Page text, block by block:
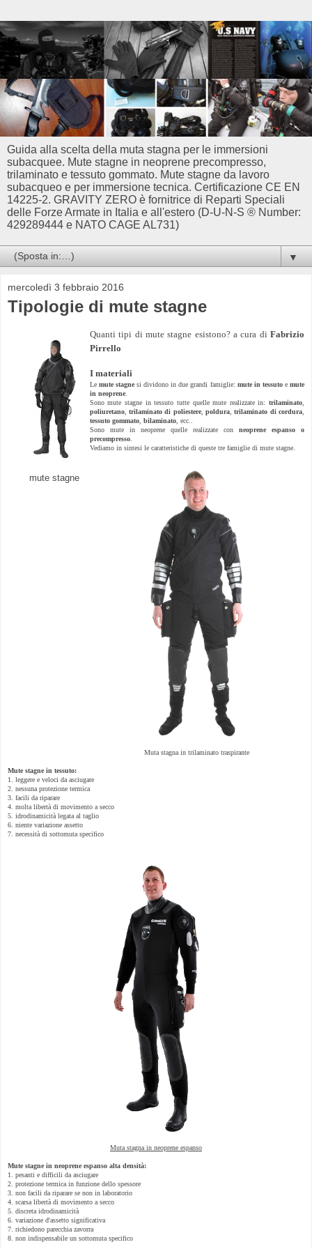
Guida alla scelta della muta stagna per le immersioni
subacquee. Mute stagne in neoprene precompresso,
trilaminato e tessuto gommato. Mute stagne da lavoro
subacqueo e per immersione tecnica. Certificazione CE EN
14225-2. GRAVITY ZERO è fornitrice di Reparti Speciali
delle Forze Armate in Italia e all'estero (D-U-N-S ® Number:
429289444 e NATO CAGE AL731)
▼
mercoledì 3 febbraio 2016
Tipologie di mute stagne
mute stagne
Quanti tipi di mute stagne esistono? a cura di Fabrizio
Pirrello
I materiali
Le mute stagne si dividono in due grandi famiglie: mute in tessutoemute
in neoprene.
Sono mute stagne in tessuto tutte quelle mute realizzate in: trilaminato,
poliuretano,trilaminato di poliestere,poldura,trilaminato di cordura,
tessuto gommato, bilaminato, ecc..
Sono mute in neoprene quelle realizzate con neoprene espanso o
precompresso.
Vediamo in sintesi le caratteristiche di queste tre famiglie di mute stagne.
Muta stagna in trilaminato traspirante
Mute stagne in tessuto:
1. leggere e veloci da asciugare
2. nessuna protezione termica
3. facili da riparare
4. molta libertà di movimento a secco
5. idrodinamicità legata al taglio
6. niente variazione assetto
7. necessità di sottomuta specifico
Muta stagna in neoprene espanso
Mute stagne in neoprene espanso alta densità:
1. pesanti e difficili da asciugare
2. protezione termica in funzione dello spessore
3. non facili da riparare se non in laboratorio
4. scarsa libertà di movimento a secco
5. discreta idrodinamicità
6. variazione d'assetto significativa
7. richiedono parecchia zavorra
8. non indispensabile un sottomuta specifico